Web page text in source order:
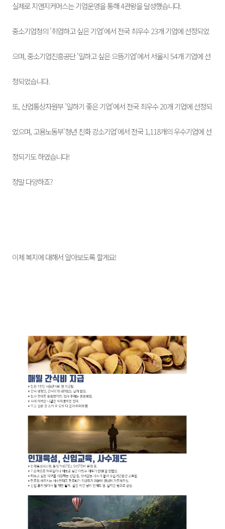
실제로 지앤지커머스는 기업운영을 통해 4관왕을 달성했습니다.
중소기업청의 '취업하고 싶은 기업'에서 전국 최우수 23개 기업에 선정되었
으며, 중소기업진흥공단 '일하고 싶은 으뜸기업'에서 서울시 54개 기업에 선
정되었습니다.
또, 산업통상자원부 '일하기 좋은 기업'에서 전국 최우수 20개 기업에 선정되
었으며, 고용노동부'청년 친화 강소기업'에서 전국 1,118개의 우수기업에 선
정되기도 하였습니다!
정말 다양하죠?
이제 복지에 대해서 알아보도록 할게요!